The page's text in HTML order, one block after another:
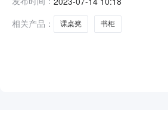
其他：辉县市吴村镇王敬屯初
凳、书柜等项目进行
相关产品：
课桌凳 书柜